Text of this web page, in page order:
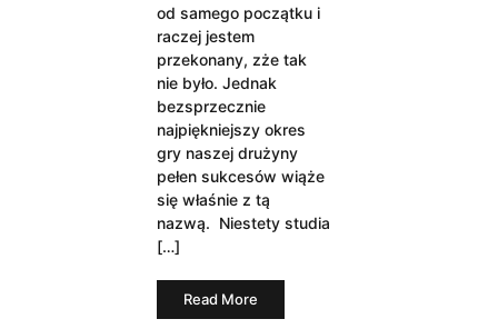
od samego początku i
raczej jestem
przekonany, zże tak
nie było. Jednak
bezsprzecznie
najpiękniejszy okres
gry naszej drużyny
pełen sukcesów wiąże
się właśnie z tą
nazwą. Niestety studia
[…]
Read More